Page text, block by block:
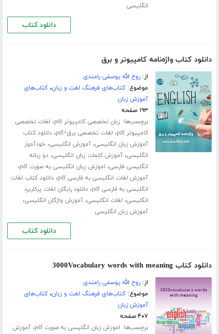
انگلیسی
دانلود کتاب
دانلود کتاب واژه‌نامه کامپیوتر و برق
از:روح الله یوسفی رامندی
موضوع:کتاب‌های فرهنگ لغت و زبان،کتاب‌های
آموزش زبان
۱۹۳ صفحه
برچسب‌ها: زبان تخصصی کامپیوتر pdf ، لغات تخصصی
کامپیوتر pdf
، لغات تخصصی برق+pdf ،دانلود کتاب
آموزش زبان انگلیسی،آموزش انگلیسی، خودآموز
انگلیسی،آموزش کلمات زبان انگلیسی،دو زبانه
انگلیسی فارسی، اموزش زبان انگلیسی به صورت pdf ،
آموزش لغات انگلیسی به فارسی pdf ،دانلود کتاب لغات
انگلیسی به فارسی pdf
،دانلود رایگان لغات پرکاربرد
انگلیسی، لغات انگلیسی،آموزش واژگان انگلیسی،
آموزش زبان انگلیسی
دانلود کتاب
دانلود کتاب 3000Vocabulary words with meaning
از:روح الله یوسفی رامندی
موضوع:کتاب‌های فرهنگ لغت و زبان،کتاب‌های
آموزش زبان
۴۰۷ صفحه
برچسب‌ها: اموزش زبان انگلیسی به صورت pdf ،آموزش